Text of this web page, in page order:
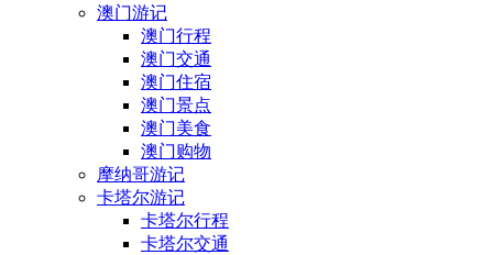
澳门游记
澳门行程
澳门交通
澳门住宿
澳门景点
澳门美食
澳门购物
摩纳哥游记
卡塔尔游记
卡塔尔行程
卡塔尔交通